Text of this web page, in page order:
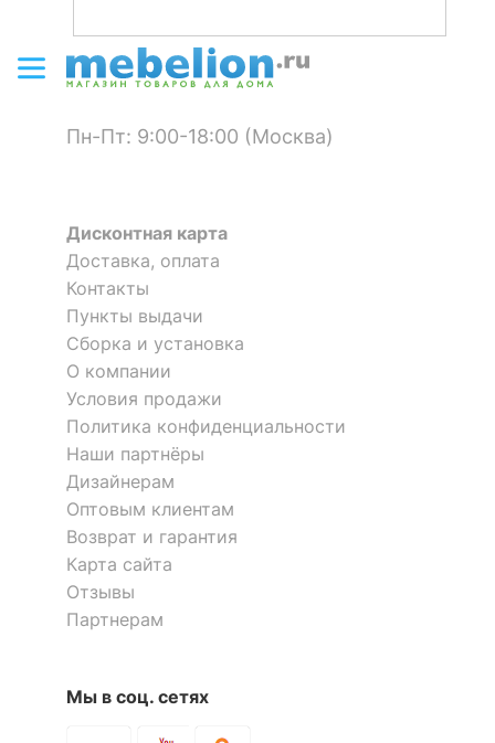
Пн-Пт: 9:00-18:00 (Москва)
Дисконтная карта
Доставка, оплата
Контакты
Пункты выдачи
Сборка и установка
О компании
Условия продажи
Политика конфиденциальности
Наши партнёры
Дизайнерам
Оптовым клиентам
Возврат и гарантия
Карта сайта
Отзывы
Партнерам
Мы в соц. сетях